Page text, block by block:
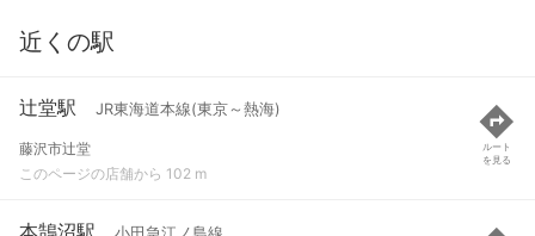
近くの駅
辻堂駅 JR東海道本線(東京～熱海)
藤沢市辻堂
このページの店舗から 102 m
ルート
を見る
本鵠沼駅